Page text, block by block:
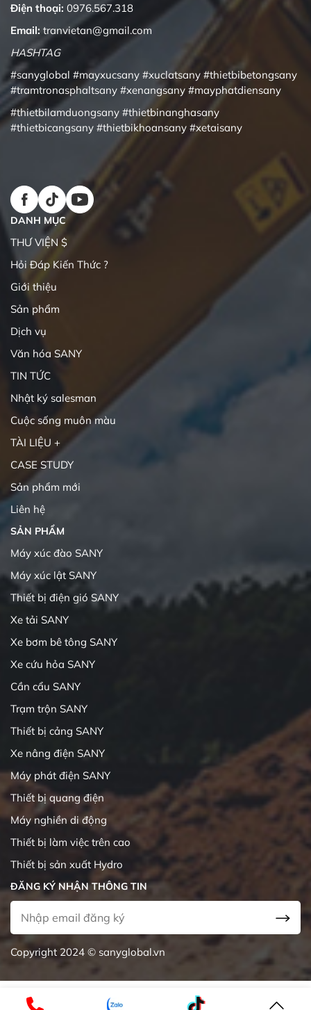
Điện thoại: 0976.567.318
Email: tranvietan@gmail.com
HASHTAG
#sanyglobal #mayxucsany #xuclatsany #thietbibetongsany
#tramtronasphaltsany #xenangsany #mayphatdiensany
#thietbilamduongsany #thietbinanghasany
#thietbicangsany #thietbikhoansany #xetaisany
DANH MỤC
THƯ VIỆN $
Hỏi Đáp Kiến Thức ?
Giới thiệu
Sản phẩm
Dịch vụ
Văn hóa SANY
TIN TỨC
Nhật ký salesman
Cuộc sống muôn màu
TÀI LIỆU +
CASE STUDY
Sản phẩm mới
Liên hệ
SẢN PHẨM
Máy xúc đào SANY
Máy xúc lật SANY
Thiết bị điện gió SANY
Xe tải SANY
Xe bơm bê tông SANY
Xe cứu hỏa SANY
Cần cẩu SANY
Trạm trộn SANY
Thiết bị cảng SANY
Xe nâng điện SANY
Máy phát điện SANY
Thiết bị quang điện
Máy nghiền di động
Thiết bị làm việc trên cao
Thiết bị sản xuất Hydro
ĐĂNG KÝ NHẬN THÔNG TIN
Copyright 2024 © sanyglobal.vn